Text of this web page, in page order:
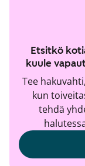
Etsitkö
kuule
Tee
kun
tehdä